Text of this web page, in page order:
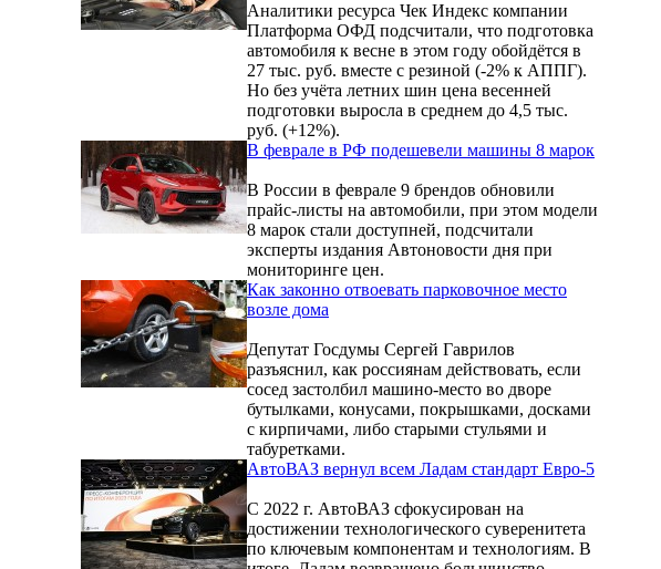
Аналитики ресурса Чек Индекс компании
Платформа ОФД подсчитали, что подготовка
автомобиля к весне в этом году обойдётся в
27 тыс. руб. вместе с резиной (-2% к АППГ).
Но без учёта летних шин цена весенней
подготовки выросла в среднем до 4,5 тыс.
руб. (+12%).
В феврале в РФ подешевели машины 8 марок
В России в феврале 9 брендов обновили
прайс-листы на автомобили, при этом модели
8 марок стали доступней, подсчитали
эксперты издания Автоновости дня при
мониторинге цен.
Как законно отвоевать парковочное место
возле дома
Депутат Госдумы Сергей Гаврилов
разъяснил, как россиянам действовать, если
сосед застолбил машино-место во дворе
бутылками, конусами, покрышками, досками
с кирпичами, либо старыми стульями и
табуретками.
АвтоВАЗ вернул всем Ладам стандарт Евро-5
С 2022 г. АвтоВАЗ сфокусирован на
достижении технологического суверенитета
по ключевым компонентам и технологиям. В